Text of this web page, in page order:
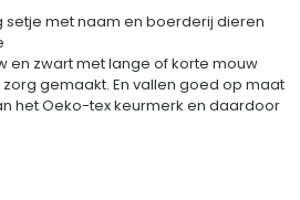
setje met naam en boerderij dieren
en zwart met lange of korte mouw
gemaakt. En vallen goed op maat
het Oeko-tex keurmerk en daardoor